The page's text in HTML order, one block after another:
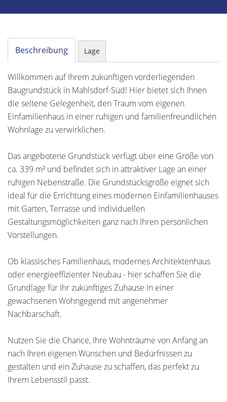
Beschreibung Lage
Willkommen auf Ihrem zukünftigen vorderliegenden
Baugrundstück in Mahlsdorf-Süd! Hier bietet sich Ihnen
die seltene Gelegenheit, den Traum vom eigenen
Einfamilienhaus in einer ruhigen und familienfreundlichen
Wohnlage zu verwirklichen.
Das angebotene Grundstück verfügt über eine Größe von
ca. 339 m² und befindet sich in attraktiver Lage an einer
ruhigen Nebenstraße. Die Grundstücksgröße eignet sich
ideal für die Errichtung eines modernen Einfamilienhauses
mit Garten, Terrasse und individuellen
Gestaltungsmöglichkeiten ganz nach Ihren persönlichen
Vorstellungen.
Ob klassisches Familienhaus, modernes Architektenhaus
oder energieeffizienter Neubau - hier schaffen Sie die
Grundlage für Ihr zukünftiges Zuhause in einer
gewachsenen Wohngegend mit angenehmer
Nachbarschaft.
Nutzen Sie die Chance, Ihre Wohnträume von Anfang an
nach Ihren eigenen Wünschen und Bedürfnissen zu
gestalten und ein Zuhause zu schaffen, das perfekt zu
Ihrem Lebensstil passt.